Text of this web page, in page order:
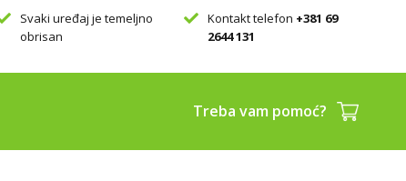
Svaki uređaj je temeljno
obrisan
Kontakt telefon +381 69
2644 131
Treba vam pomoć?